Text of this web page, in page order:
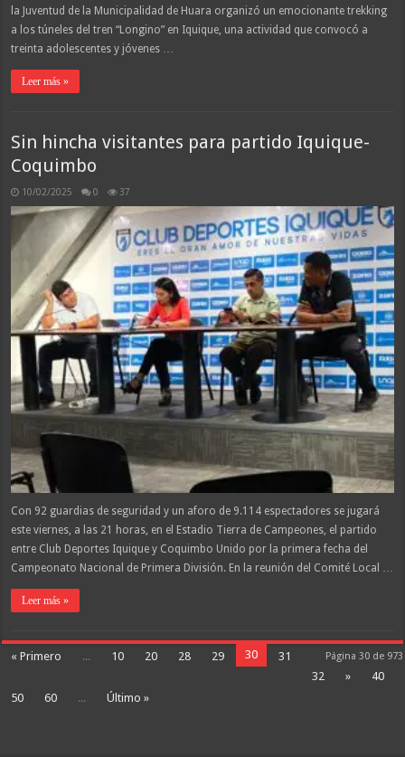
la Juventud de la Municipalidad de Huara organizó un emocionante trekking
a los túneles del tren “Longino” en Iquique, una actividad que convocó a
treinta adolescentes y jóvenes …
Leer más »
Sin hincha visitantes para partido Iquique-
Coquimbo
10/02/2025 0 37
Con 92 guardias de seguridad y un aforo de 9.114 espectadores se jugará
este viernes, a las 21 horas, en el Estadio Tierra de Campeones, el partido
entre Club Deportes Iquique y Coquimbo Unido por la primera fecha del
Campeonato Nacional de Primera División. En la reunión del Comité Local …
Leer más »
Página 30 de 973
« Primero ... 10 20 28 29 30
31
32
»
40
50
60 ... Último »